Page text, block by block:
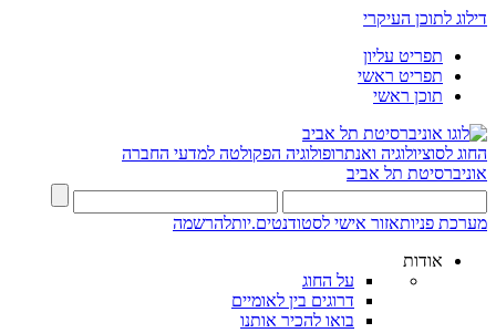
דילוג לתוכן העיקרי
תפריט עליון
תפריט ראשי
תוכן ראשי
החוג לסוציולוגיה ואנתרופולוגיה הפקולטה למדעי החברה
אוניברסיטת תל אביב
מערכת פניותאזור אישי לסטודנטים.יותלהרשמה
אודות
על החוג
דרוגים בין לאומיים
בואו להכיר אותנו